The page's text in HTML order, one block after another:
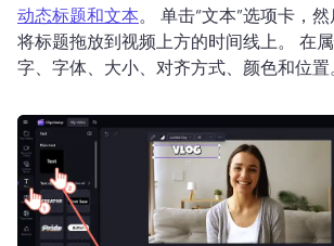
动态标题和文本。
将标题拖放到视频上方的时间线上。 在
字、字体、大小、对齐方式、颜色和位置